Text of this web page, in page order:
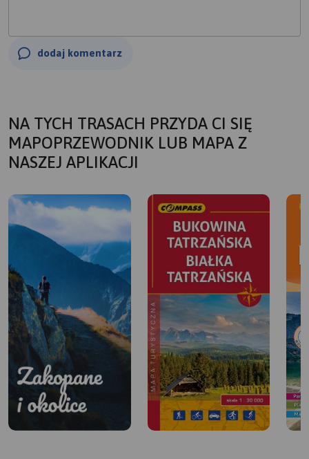
dodaj komentarz
NA TYCH TRASACH PRZYDA CI SIĘ
MAPOPRZEWODNIK LUB MAPA Z
NASZEJ APLIKACJI